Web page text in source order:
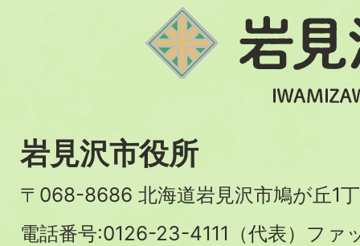
岩見沢市役所
〒068-8686 北海道岩見沢市鳩が丘1
電話番号:0126-23-4111（代表）フ